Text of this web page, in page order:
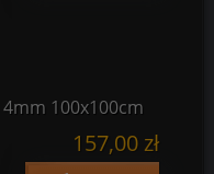
100x100cm
157,00 zł